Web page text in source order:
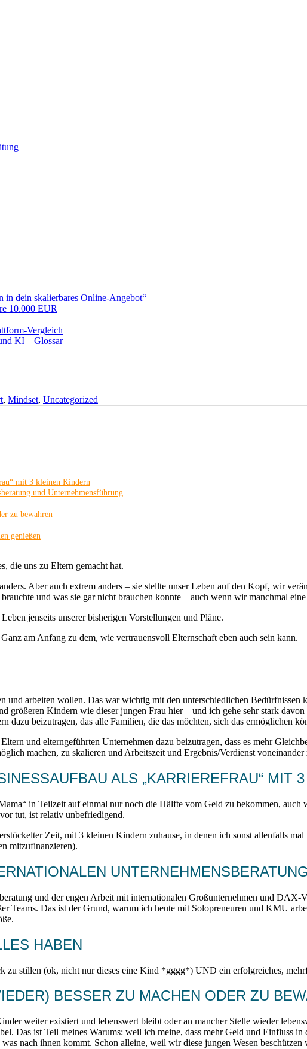
in dein skalierbares Online-Angebot“
10.000 EUR
Vergleich
KI – Glossar
, Mindset, Uncategorized
mit 3 kleinen Kindern
und Unternehmensführung
zu bewahren
genießen
die uns zu Eltern gemacht hat.
Aber auch extrem anders – sie stellte unser Leben auf den Kopf, wir
und was sie gar nicht brauchen konnte – auch wenn wir manchmal
jenseits unserer bisherigen Vorstellungen und Pläne.
am Anfang zu dem, wie vertrauensvoll Elternschaft eben auch sein kann.
arbeiten wollen. Das war wichtig mit den unterschiedlichen Bedürfnissen
größeren Kindern wie dieser jungen Frau hier – und ich gehe sehr stark
dazu beizutragen, das alle Familien, die das möchten, sich das ermöglichen
und elterngeführten Unternehmen dazu beizutragen, dass es mehr
machen, zu skalieren und Arbeitszeit und Ergebnis/Verdienst voneinander
ALS „KARRIEREFRAU“ MIT
in Teilzeit auf einmal nur noch die Hälfte vom Geld zu bekommen,
tut, ist relativ unbefriedigend.
Zeit, mit 3 kleinen Kindern zuhause, in denen ich sonst allenfalls
mitzufinanzieren).
und der engen Arbeit mit internationalen Großunternehmen und DAX-
Teams. Das ist der Grund, warum ich heute mit Solopreneuren und KMU
HABEN
zu stillen (ok, nicht nur dieses eine Kind *gggg*) UND ein erfolgreiches,
BESSER ZU MACHEN ODER ZU
weiter existiert und lebenswert bleibt oder an mancher Stelle wieder
Das ist Teil meines Warums: weil ich meine, dass mehr Geld und Einfluss
nach ihnen kommt. Schon alleine, weil wir diese jungen Wesen